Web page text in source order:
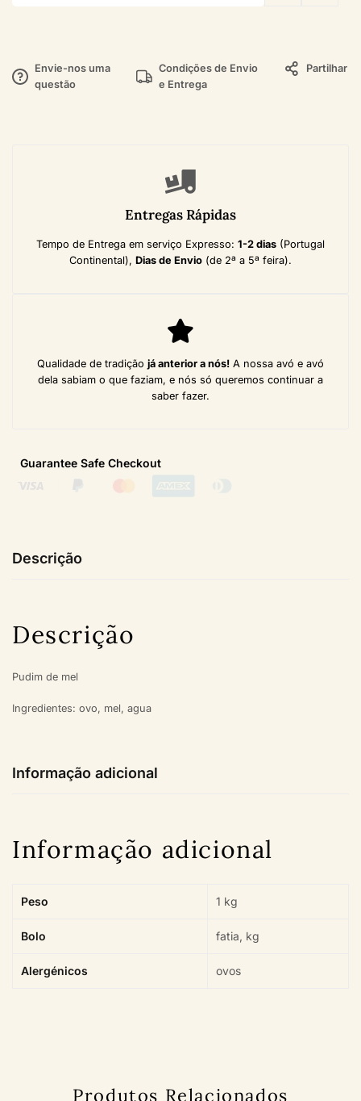
Envie-nos uma
questão
Condições de Envio
e Entrega
Partilhar
Entregas Rápidas
Tempo de Entrega em serviço Expresso: 1-2 dias (Portugal
Continental), Dias de Envio (de 2ª a 5ª feira).
Qualidade de tradição já anterior a nós! A nossa avó e avó
dela sabiam o que faziam, e nós só queremos continuar a
saber fazer.
Guarantee Safe Checkout
Descrição
Descrição
Pudim de mel
Ingredientes: ovo, mel, agua
Informação adicional
Informação adicional
Peso 1 kg
Bolo fatia, kg
Alergénicos ovos
Produtos Relacionados